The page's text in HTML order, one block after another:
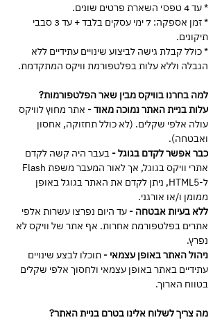
* עד 4 טפסי השארת פרטים שונים.
* זמן אספקה: 7 ימי עסקים בלבד + עד 3 סבבי
תיקונים.
* כולל קבלת גישה לביצוע שינויים עתידיים ללא
הגבלה וללא עלות בפלטפורמת וויקס המתקדמת.
למה בחרנו בוויקס מבין שאר הפלטפורמות?
עלות בניית האתר נמוכה מאוד - אתר מחוץ לוויקס
עולה אלפי שקלים. (לא כולל תחזוקה, אחסון
ואבטחה).
כבר אפשר לקדם בגוגל - בעבר היה קשה לקדם
אתרי וויקס בגוגל, אך לאור המעבר משפת Flash
ל-HTML5, ניתן לקדם את האתר בגוגל באופן
ממומן ו/או אורגני.
ללא בעיות אבטחה - עד היום נפרצו עשרות אלפי
אתרים בפלטפורמת אחרות. אף אתר של וויקס לא
נפרץ.
ניהול האתר באופן עצמאי - תוכלו לבצע שינויים
עתידיים באתר באופן עצמאי ולחסוך אלפי שקלים
בטווח הארוך.
מה צריך לשלוח אלינו בטרם בניית האתר?